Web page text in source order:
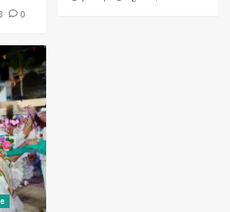
0